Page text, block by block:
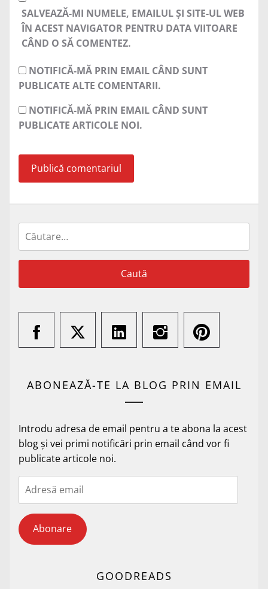
SALVEAZĂ-MI NUMELE, EMAILUL ȘI SITE-UL WEB
ÎN ACEST NAVIGATOR PENTRU DATA VIITOARE
CÂND O SĂ COMENTEZ.
NOTIFICĂ-MĂ PRIN EMAIL CÂND SUNT
PUBLICATE ALTE COMENTARII.
NOTIFICĂ-MĂ PRIN EMAIL CÂND SUNT
PUBLICATE ARTICOLE NOI.
după:
ABONEAZĂ-TE LA BLOG PRIN EMAIL
Introdu adresa de email pentru a te abona la acest
blog și vei primi notificări prin email când vor fi
publicate articole noi.
Adresă
email
Abonare
GOODREADS